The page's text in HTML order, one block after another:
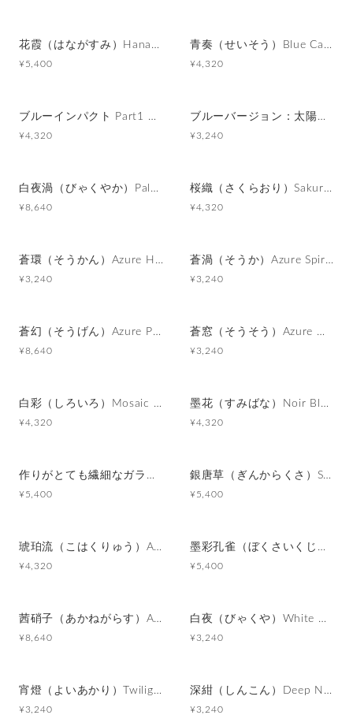
花霞（はながすみ）Hana-Gasumi カフスボタン Premium 253
¥5,400
青奏（せいそう）Blue Cadence カフスボタン Advanced 354
¥4,320
ブルーインパクト Part1 カフスボタン Advanced 326
¥4,320
ブルーバージョン：太陽をモチーフにしたカフスボタン Modern 498
¥3,240
白夜渦（びゃくやか）Pale Spiral カフスボタン Premium 195
¥8,640
桜織（さくらおり）Sakura Weave カフスボタン Advanced 389
¥4,320
蒼環（そうかん）Azure Halo カフスボタン Modern 502
¥3,240
蒼渦（そうか）Azure Spiral カフスボタン Modern 533
¥3,240
蒼幻（そうげん）Azure Phantom カフスボタン Premium 054
¥8,640
蒼窓（そうそう）Azure Window カフスボタン Modern 482
¥3,240
白彩（しろいろ）Mosaic Harmony カフスボタン Advanced 380
¥4,320
墨花（すみばな）Noir Blossom カフスボタン Metal 076
¥4,320
作りがとても繊細なガラスカフスボタン Premium 190
¥5,400
銀唐草（ぎんからくさ）Silver Arabesque カフスボタン Premium 192
¥5,400
琥珀流（こはくりゅう）Amber Flow カフスボタン Advanced 410
¥4,320
墨彩孔雀（ぼくさいくじゃく）Pearl Peacock カフスボタン Premium 125
¥5,400
茜硝子（あかねがらす）Amber Mosaic カフスボタン Premium 068
¥8,640
白夜（びゃくや）White Nocturne カフスボタン Modern 623
¥3,240
宵燈（よいあかり）Twilight Ember カフスボタン Modern 622
¥3,240
深紺（しんこん）Deep Navy カフスボタン Modern 621
¥3,240